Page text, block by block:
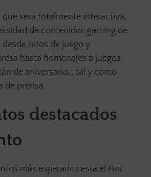
que será totalmente interactiva,
de contenidos gaming de
desde retos de juego y
hasta homenajes a juegos
de aniversario… tal y como
de prensa.
destacados
más esperados está el Hot